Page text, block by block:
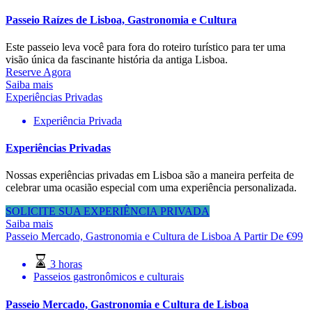
Passeio Raízes de Lisboa, Gastronomia e Cultura
Este passeio leva você para fora do roteiro turístico para ter uma
visão única da fascinante história da antiga Lisboa.
Reserve Agora
Saiba mais
Experiências Privadas
Experiência Privada
Experiências Privadas
Nossas experiências privadas em Lisboa são a maneira perfeita de
celebrar uma ocasião especial com uma experiência personalizada.
SOLICITE SUA EXPERIÊNCIA PRIVADA
Saiba mais
Passeio Mercado, Gastronomia e Cultura de LisboaA Partir De €99
3 horas
Passeios gastronômicos e culturais
Passeio Mercado, Gastronomia e Cultura de Lisboa